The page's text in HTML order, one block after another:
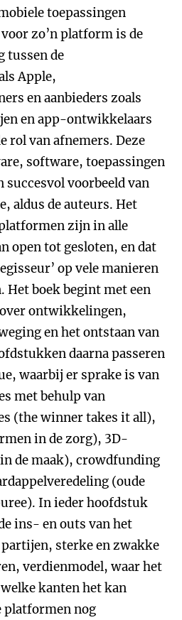
toepassingen
zo’n platform is de
tussen de
Apple,
en aanbieders zoals
en app-ontwikkelaars
rol van afnemers. Deze
software, toepassingen
succesvol voorbeeld van
aldus de auteurs. Het
zijn in alle
open tot gesloten, en dat
op vele manieren
Het boek begint met een
ontwikkelingen,
en het ontstaan van
daarna passeren
waarbij er sprake is van
met behulp van
(the winner takes it all),
in de zorg), 3D-
de maak), crowdfunding
(oude
In ieder hoofdstuk
ins- en outs van het
sterke en zwakke
verdienmodel, waar het
kanten het kan
platformen nog